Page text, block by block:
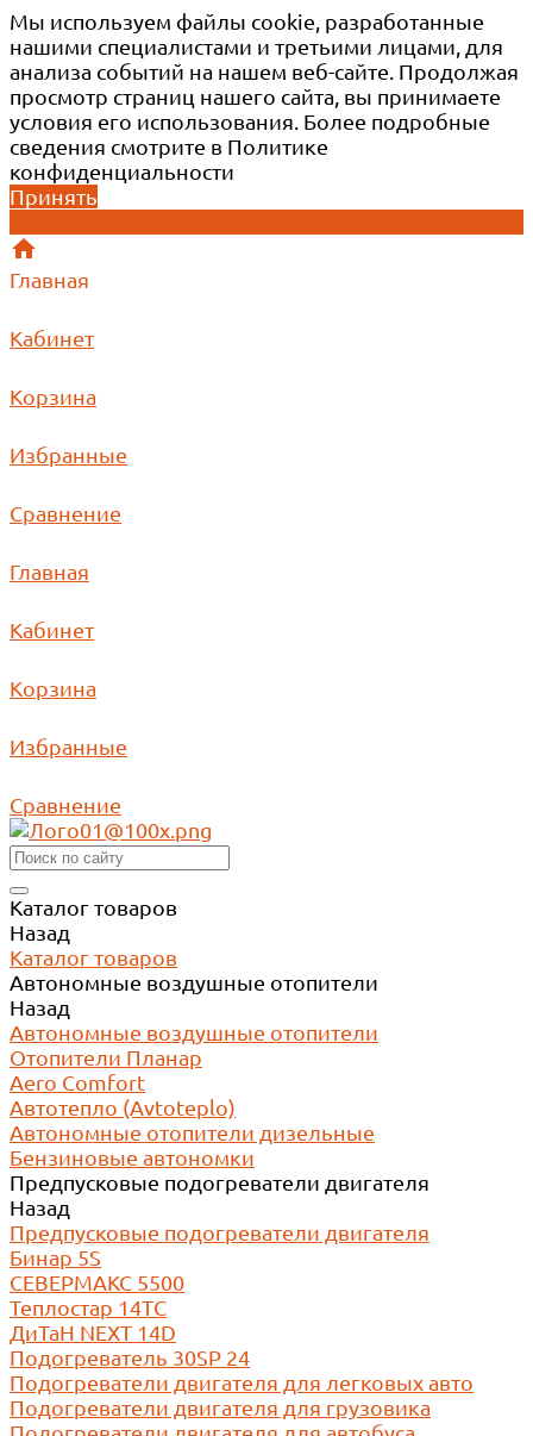
Мы используем файлы cookie, разработанные
нашими специалистами и третьими лицами, для
анализа событий на нашем веб-сайте. Продолжая
просмотр страниц нашего сайта, вы принимаете
условия его использования. Более подробные
сведения смотрите в Политике
конфиденциальности
Принять
Главная
Кабинет
Корзина
Избранные
Сравнение
Главная
Кабинет
Корзина
Избранные
Сравнение
Каталог товаров
Назад
Каталог товаров
Автономные воздушные отопители
Назад
Автономные воздушные отопители
Отопители Планар
Aero Comfort
Автотепло (Avtoteplo)
Автономные отопители дизельные
Бензиновые автономки
Предпусковые подогреватели двигателя
Назад
Предпусковые подогреватели двигателя
Бинар 5S
СЕВЕРМАКС 5500
Теплостар 14ТС
ДиТаН NEXT 14D
Подогреватель 30SP 24
Подогреватели двигателя для легковых авто
Подогреватели двигателя для грузовика